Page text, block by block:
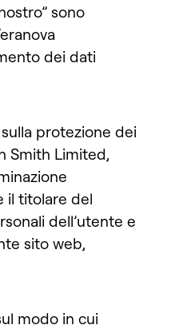
sono
dei dati
protezione dei
Smith Limited,
il titolare del
dell’utente e
sito web,
modo in cui